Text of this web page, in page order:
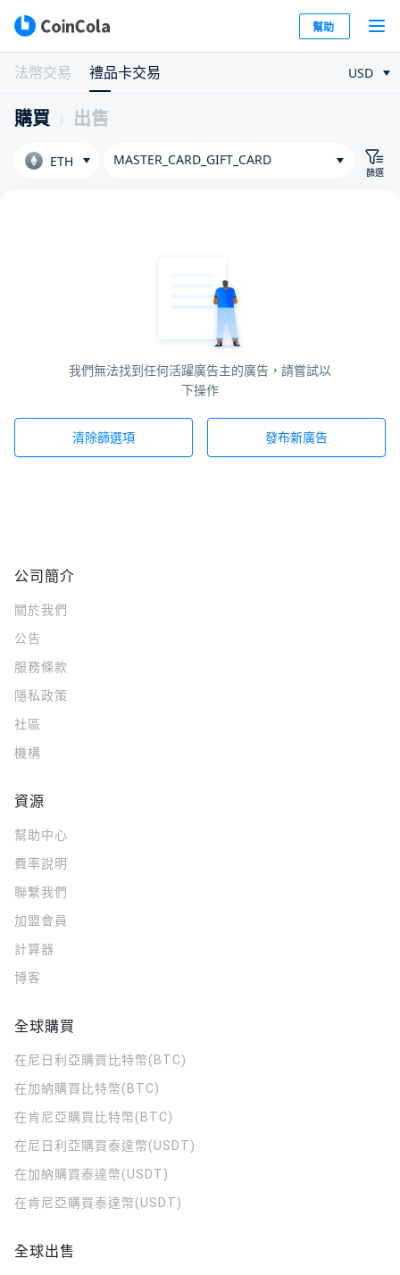
幫助
法幣交易 禮品卡交易 USD
購買 出售
ETH MASTER_CARD_GIFT_CARD
篩選
我們無法找到任何活躍廣告主的廣告，請嘗試以
下操作
清除篩選項 發布新廣告
公司簡介
關於我們
公告
服務條款
隱私政策
社區
機構
資源
幫助中心
費率說明
聯繫我們
加盟會員
計算器
博客
全球購買
在尼日利亞購買比特幣(BTC)
在加納購買比特幣(BTC)
在肯尼亞購買比特幣(BTC)
在尼日利亞購買泰達幣(USDT)
在加納購買泰達幣(USDT)
在肯尼亞購買泰達幣(USDT)
全球出售